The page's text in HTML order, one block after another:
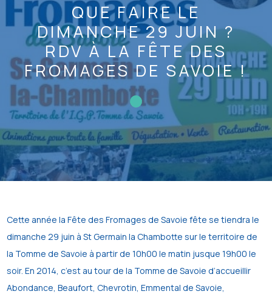
QUE FAIRE LE
DIMANCHE 29 JUIN ?
RDV À LA FÊTE DES
FROMAGES DE SAVOIE !
Cette année la Fête des Fromages de Savoie fête se tiendra le
dimanche 29 juin à St Germain la Chambotte sur le territoire de
la Tomme de Savoie à partir de 10h00 le matin jusque 19h00 le
soir. En 2014, c’est au tour de la Tomme de Savoie d’accueillir
Abondance, Beaufort, Chevrotin, Emmental de Savoie,